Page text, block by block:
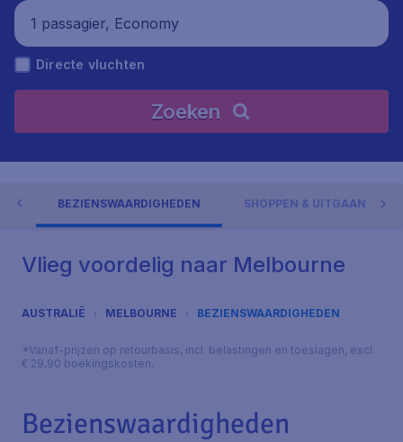
1 passagier, Economy
Directe vluchten
Zoeken
BEZIENSWAARDIGHEDEN SHOPPEN & UITGAAN
Vlieg voordelig naar Melbourne
AUSTRALIË MELBOURNE BEZIENSWAARDIGHEDEN
*Vanaf-prijzen op retourbasis, incl. belastingen en toeslagen, excl.
€ 29,90 boekingskosten.
Bezienswaardigheden